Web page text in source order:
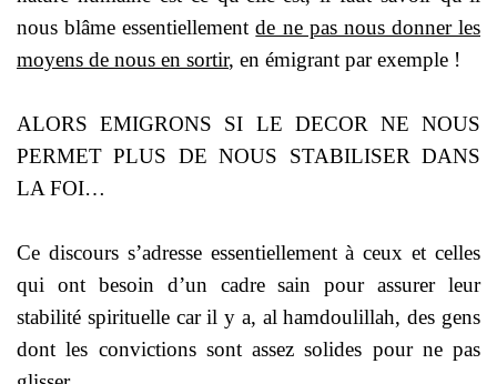
nous blâme essentiellementde ne pas nous donner les
moyens de nous en sortir, en émigrant par exemple !
ALORS EMIGRONS SI LE DECOR NE NOUS
PERMET PLUS DE NOUS STABILISER DANS
LA FOI…
Ce discours s’adresse essentiellement à ceux et celles
qui ont besoin d’un cadre sain pour assurer leur
stabilité spirituelle car il y a, al hamdoulillah, des gens
dont les convictions sont assez solides pour ne pas